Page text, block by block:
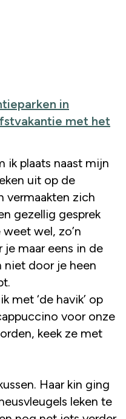
in
met het
ik plaats naast mijn
uit op de
vermaakten zich
gezellig gesprek
wel, zo’n
je maar eens in de
niet door je heen
met ‘de havik’ op
voor onze
keek ze met
Haar kin ging
leken te